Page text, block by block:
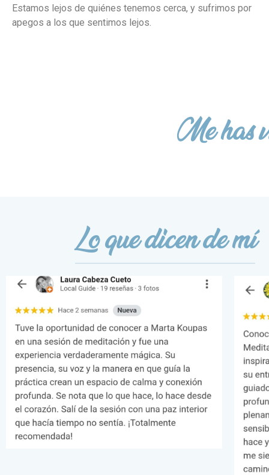
Estamos lejos de quiénes tenemos cerca, y sufrimos por
apegos a los que sentimos lejos.
Me has
Lo que dicen de mí